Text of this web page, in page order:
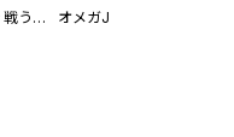
平成維新 戦う自衛隊 オメガJ